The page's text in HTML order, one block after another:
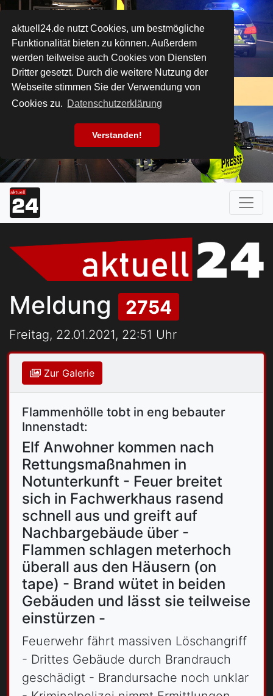
aktuell24.de nutzt Cookies, um bestmögliche
Funktionalität bieten zu können. Außerdem
werden teilweise auch Cookies von Diensten
Dritter gesetzt. Durch die weitere Nutzung der
Webseite stimmen Sie der Verwendung von
Cookies zu. Datenschutzerklärung
Verstanden!
Meldung 2754
Freitag, 22.01.2021, 22:51 Uhr
Zur Galerie
Flammenhölle tobt in eng bebauter
Innenstadt:
Elf Anwohner kommen nach
Rettungsmaßnahmen in
Notunterkunft - Feuer breitet
sich in Fachwerkhaus rasend
schnell aus und greift auf
Nachbargebäude über -
Flammen schlagen meterhoch
überall aus den Häusern (on
tape) - Brand wütet in beiden
Gebäuden und lässt sie teilweise
einstürzen -
Feuerwehr fährt massiven Löschangriff
- Drittes Gebäude durch Brandrauch
geschädigt - Brandursache noch unklar